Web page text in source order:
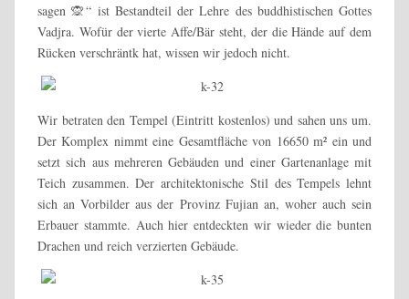
sagen🙊“ ist Bestandteil der Lehre des buddhistischen Gottes
Vadjra. Wofür der vierte Affe/Bär steht, der die Hände auf dem
Rücken verschräntk hat, wissen wir jedoch nicht.
Wir betraten den Tempel (Eintritt kostenlos) und sahen uns um.
Der Komplex nimmt eine Gesamtfläche von 16650 m² ein und
setzt sich aus mehreren Gebäuden und einer Gartenanlage mit
Teich zusammen. Der architektonische Stil des Tempels lehnt
sich an Vorbilder aus der Provinz Fujian an, woher auch sein
Erbauer stammte. Auch hier entdeckten wir wieder die bunten
Drachen und reich verzierten Gebäude.